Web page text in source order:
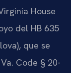
House
del HB 635
que se
Code § 20-